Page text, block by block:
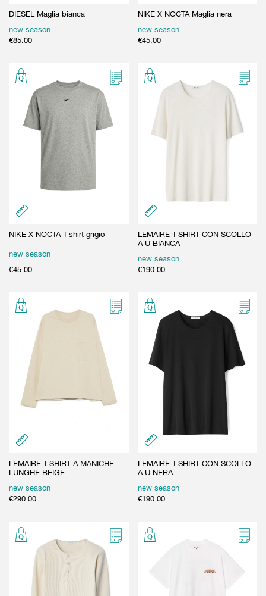
DIESEL Maglia bianca
new season
€85.00
NIKE X NOCTA Maglia nera
new season
€45.00
NIKE X NOCTA T-shirt grigio
new season
€45.00
LEMAIRE T-SHIRT CON SCOLLO
A U BIANCA
new season
€190.00
LEMAIRE T-SHIRT A MANICHE
LUNGHE BEIGE
new season
€290.00
LEMAIRE T-SHIRT CON SCOLLO
A U NERA
new season
€190.00